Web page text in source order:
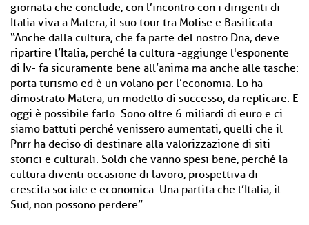
giornata che conclude, con l’incontro con i dirigenti di
Italia viva a Matera, il suo tour tra Molise e Basilicata.
“Anche dalla cultura, che fa parte del nostro Dna, deve
ripartire l’Italia, perché la cultura -aggiunge l'esponente
di Iv- fa sicuramente bene all’anima ma anche alle tasche:
porta turismo ed è un volano per l’economia. Lo ha
dimostrato Matera, un modello di successo, da replicare. E
oggi è possibile farlo. Sono oltre 6 miliardi di euro e ci
siamo battuti perché venissero aumentati, quelli che il
Pnrr ha deciso di destinare alla valorizzazione di siti
storici e culturali. Soldi che vanno spesi bene, perché la
cultura diventi occasione di lavoro, prospettiva di
crescita sociale e economica. Una partita che l’Italia, il
Sud, non possono perdere”.